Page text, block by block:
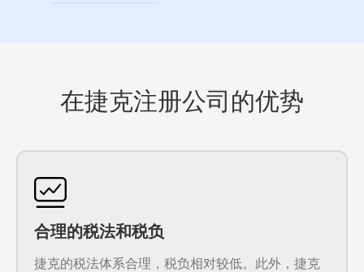
在捷克注册公司的优势
合理的税法和税负
捷克的税法体系合理，税负相对较低。此外，捷克